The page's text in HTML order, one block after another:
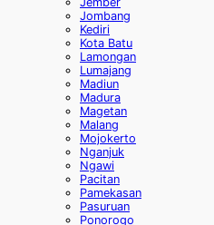
Jombang
Kediri
Kota Batu
Lamongan
Lumajang
Madiun
Madura
Magetan
Malang
Mojokerto
Nganjuk
Ngawi
Pacitan
Pamekasan
Pasuruan
Ponorogo